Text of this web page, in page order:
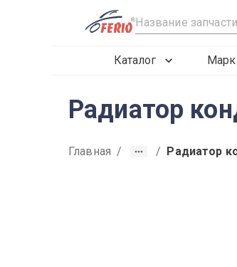
R
Каталог
Радиатор
Главная / / Радиатор